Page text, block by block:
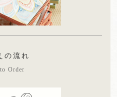
の流れ
Order